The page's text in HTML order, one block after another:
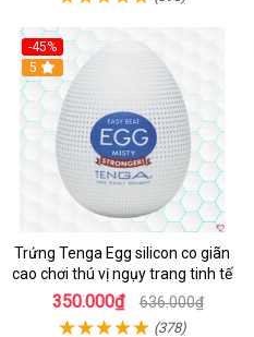
-45%
Hot
5
Trứng Tenga Egg silicon co giãn
cao chơi thú vị ngụy trang tinh tế
350.000₫ 636.000₫
(378)